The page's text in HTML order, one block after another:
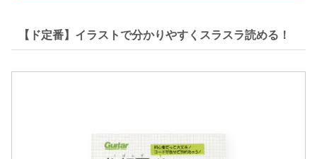
【ド定番】イラストで分かりやすくスラスラ読める！